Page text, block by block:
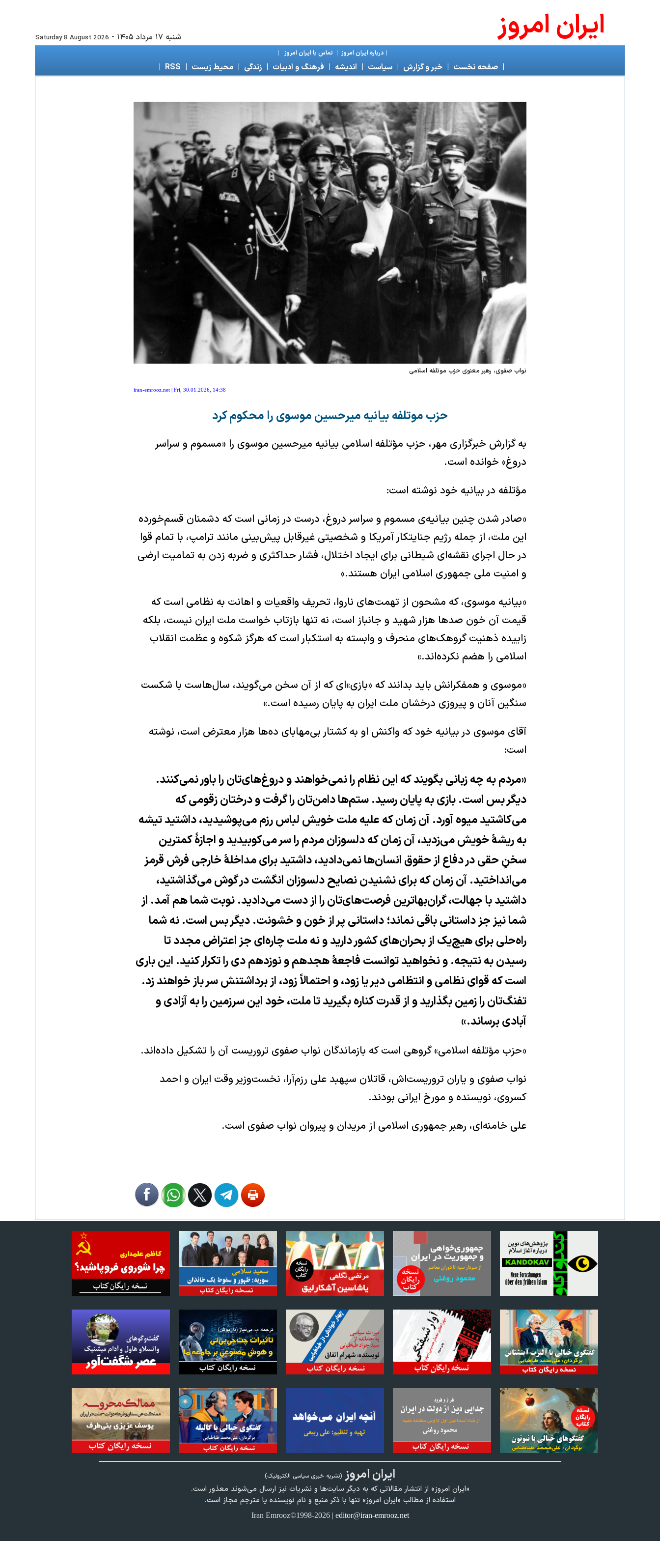
شنبه ۱۷ مرداد ۱۴۰۵ -
Saturday 8 August 2026 ايران امروز
|درباره ايران امروز | تماس با ايران امروز |
|صفحه نخست |خبر و گزارش |سياست | انديشه | فرهنگ و ادبيات |زندگی |محیط زیست |
RSS
|
نواب صفوی، رهبر معنوی حزب موتلفه اسلامی
iran-emrooz.net | Fri, 30.01.2026, 14:38
حزب موتلفه بیانیه میرحسین موسوی را محکوم کرد
به گزارش خبرگزاری مهر، حزب مؤتلفه اسلامی بیانیه میرحسین موسوی را «مسموم و سراسر
دروغ» خوانده است.
مؤتلفه در بیانیه خود نوشته است:
«صادر شدن چنین بیانیه‌ی مسموم و سراسر دروغ، درست در زمانی است که دشمنان قسم‌خورده
این ملت، از جمله رژیم جنایتکار آمریکا و شخصیتی غیرقابل پیش‌بینی مانند ترامپ، با تمام قوا
در حال اجرای نقشه‌ای شیطانی برای ایجاد اختلال، فشار حداکثری و ضربه زدن به تمامیت ارضی
و امنیت ملی جمهوری اسلامی ایران هستند.»
«بیانیه موسوی، که مشحون از تهمت‌های ناروا، تحریف واقعیات و اهانت به نظامی است که
قیمت آن خون صدها هزار شهید و جانباز است، نه تنها بازتاب خواست ملت ایران نیست، بلکه
زاییده ذهنیت گروهک‌های منحرف و وابسته به استکبار است که هرگز شکوه و عظمت انقلاب
اسلامی را هضم نکرده‌اند.»
«موسوی و همفکرانش باید بدانند که «بازی»ای که از آن سخن می‌گویند، سال‌هاست با شکست
سنگین آنان و پیروزی درخشان ملت ایران به پایان رسیده است.»
آقای موسوی در بیانیه خود که واکنش او به کشتار بی‌مهابای ده‌ها هزار معترض است، نوشته
است:
«مردم به چه زبانی بگویند که این نظام را نمی‌خواهند و دروغ‌های‌تان را باور نمی‌کنند.
دیگر بس است. بازی به پایان رسید. ستم‌ها دامن‌تان را گرفت و درختان زقومی که
می‌کاشتید میوه آورد. آن زمان که علیه ملت خویش لباس رزم می‌پوشیدید، داشتید تیشه
به ریشهٔ خویش می‌زدید، آن زمان که دلسوزان مردم را سر می‌کوبیدید و اجازهٔ کمترین
سخنِ حقی در دفاع از حقوق انسان‌ها نمی‌دادید، داشتید برای مداخلهٔ خارجی فرش قرمز
می‌انداختید. آن زمان که برای نشنیدن نصایح دلسوزان انگشت در گوش می‌گذاشتید،
داشتید با جهالت، گران‌بهاترین فرصت‌های‌تان را از دست می‌دادید. نوبت شما هم آمد. از
شما نیز جز داستانی باقی نماند؛ داستانی پر از خون و خشونت. دیگر بس است. نه شما
راه‌حلی برای هیچ‌یک از بحران‌های کشور دارید و نه ملت چاره‌ای جز اعتراض مجدد تا
رسیدن به نتیجه. و نخواهید توانست فاجعهٔ هجدهم و نوزدهم دی را تکرار کنید. این باری
است که قوای نظامی و انتظامی دیر یا زود، و احتمالاً زود، از برداشتنش سر باز خواهند زد.
تفنگ‌تان را زمین بگذارید و از قدرت کناره بگیرید تا ملت، خود این سرزمین را به آزادی و
آبادی برساند.»
«حزب مؤتلفه اسلامی» گروهی است که بازماندگان نواب صفوی تروریست آن را تشکیل داده‌اند.
نواب صفوی و یاران تروریست‌اش، قاتلان سپهبد علی رزم‌آرا، نخست‌وزیر وقت ایران و احمد
کسروی، نویسنده و مورخ ایرانی بودند.
علی خامنه‌ای، رهبر جمهوری اسلامی از مریدان و پیروان نواب صفوی است.
ايران امروز (نشريه خبری سياسی الکترونیک)
«ايران امروز» از انتشار مقالاتی كه به ديگر سايت‌ها و نشريات نيز ارسال می‌شوند معذور است.
استفاده از مطالب «ايران امروز» تنها با ذكر منبع و نام نويسنده يا مترجم مجاز است.
Iran Emrooz©1998-2026 | editor@iran-emrooz.net